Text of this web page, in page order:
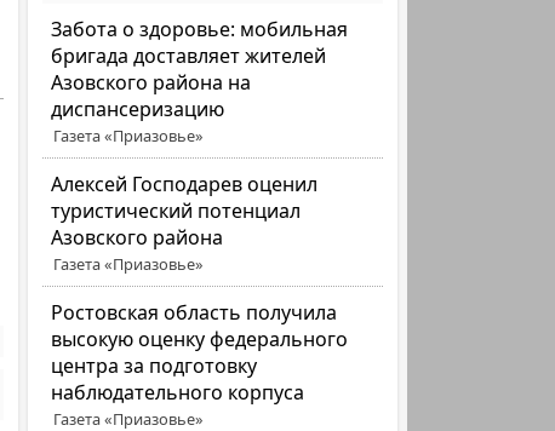
Забота о здоровье: мобильная
бригада доставляет жителей
Азовского района на
диспансеризацию
Газета «Приазовье»
Алексей Господарев оценил
туристический потенциал
Азовского района
Газета «Приазовье»
Ростовская область получила
высокую оценку федерального
центра за подготовку
наблюдательного корпуса
Газета «Приазовье»